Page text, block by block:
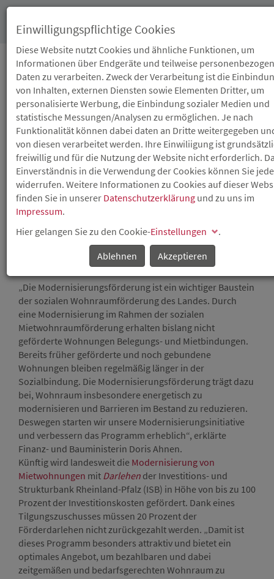
30.04.2020
BAUMINISTERIUM
STARTET
FÜR BEZAHLBAREN
WOHNRAUM
Zum 1. Mai 2020 werden die Programme des Landes zur
sozialen Wohnraumförderung angepasst, insbesondere
die Modernisierungsförderung.
„Die Modernisierungsförderung ist ein wichtiger Baustein
der sozialen Wohnraumförderung des Landes. Durch
eine Modernisierung im Rahmen der sozialen
Mietwohnraumförderung erhalten bislang nicht
geförderte Wohnungen Belegungs- und Mietbindungen.
Bereits früher geförderte und noch gebundene
Wohnungen bleiben regelmäßig länger in der
Sozialbindung. Die Modernisierungsförderung trägt dazu
bei, Wohnraum insbesondere energetisch zu
modernisieren und Barrieren im Bestand zu reduzieren.
Deswegen starten wir unsere Modernisierungsinitiative
und verbessern das Programm erheblich“, erklärte
Finanz- und Bauministerin Doris Ahnen.
Künftig wird landesweit die Modernisierung von
Mietwohnungen mit Darlehen der Investitions- und
Strukturbank Rheinland-Pfalz (ISB) in Höhe von bis zu 100
Prozent der Investitionskosten gefördert. Dank eines
Tilgungszuschusses müssen 20 Prozent der
Förderdarlehen nicht zurückgezahlt werden. „Damit ist
dieses Programm besonders attraktiv und bietet ein
optimales Angebot, um bezahlbaren und dabei
zeitgemäßen und bedarfsgerechten Wohnraum zu
Einwilligungspflichtige Cookies
Diese Website nutzt Cookies und ähnliche Funktionen, um
Informationen über Endgeräte und teilweise
Daten zu verarbeiten. Zweck der Verarbeitung ist die
von Inhalten, externen Diensten sowie Elementen Dritter, um
personalisierte Werbung, die Einbindung sozialer Medien und
statistische Messungen/Analysen zu ermöglichen. Je nach
Funktionalität können dabei daten an Dritte weitergegeben
von diesen verarbeitet werden. Ihre Einwiliigung ist
freiwillig und für die Nutzung der Website nicht erforderlich.
Einverständnis in die Verwendung der Cookies können Sie
widerrufen. Weitere Informationen zu Cookies auf dieser
finden Sie in unserer Datenschutzerklärung und zu uns im
Impressum.
Hier gelangen Sie zu den Cookie-Einstellungen
.
Ablehnen
Akzeptieren